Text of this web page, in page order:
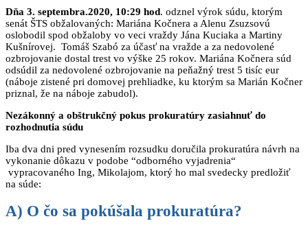
Dňa 3. septembra.2020, 10:29 hod. odznel výrok súdu, ktorým
senát ŠTS obžalovaných: Mariána Kočnera a Alenu Zsuzsovú
oslobodil spod obžaloby vo veci vraždy Jána Kuciaka a Martiny
Kušnírovej. Tomáš Szabó za účasť na vražde a za nedovolené
ozbrojovanie dostal trest vo výške 25 rokov. Mariána Kočnera súd
odsúdil za nedovolené ozbrojovanie na peňažný trest 5 tisíc eur
(náboje zistené pri domovej prehliadke, ku ktorým sa Marián Kočner
priznal, že na náboje zabudol).
Nezákonný a obštrukčný pokus prokuratúry zasiahnuť do
rozhodnutia súdu
Iba dva dni pred vynesením rozsudku doručila prokuratúra návrh na
vykonanie dôkazu v podobe “odborného vyjadrenia“
vypracovaného Ing, Mikolajom, ktorý ho mal svedecky predložiť
na súde:
A) O čo sa pokúšala prokuratúra?